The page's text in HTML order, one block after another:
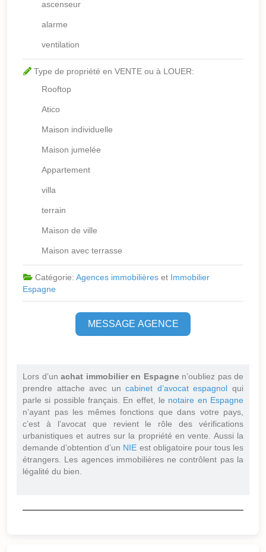
ascenseur
alarme
ventilation
Type de propriété en VENTE ou à LOUER:
Rooftop
Atico
Maison individuelle
Maison jumelée
Appartement
villa
terrain
Maison de ville
Maison avec terrasse
Catégorie: Agences immobilièreset Immobilier
Espagne
MESSAGE AGENCE
Lors d’un achat immobilier en Espagnen’oubliez pas de
prendre attache avec uncabinet d’avocat espagnol qui
parle si possible français. En effet, le notaire en Espagne
n’ayant pas les mêmes fonctions que dans votre pays,
c’est à l’avocat que revient le rôle des vérifications
urbanistiques et autres sur la propriété en vente. Aussi la
demande d’obtention d’un NIE est obligatoire pour tous les
étrangers. Les agences immobilières ne contrôlent pas la
légalité du bien.